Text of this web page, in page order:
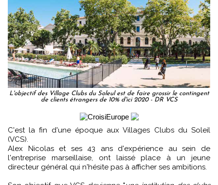
L'objectif des Village Clubs du Soleul est de faire grossir le contingent
de clients étrangers de 10% d'ici 2020 - DR VCS
C'est la fin d'une époque aux Villages Clubs du Soleil
(VCS).
Alex Nicolas et ses 43 ans d'expérience au sein de
l'entreprise marseillaise, ont laissé place à un jeune
directeur général qui n'hésite pas à afficher ses ambitions.